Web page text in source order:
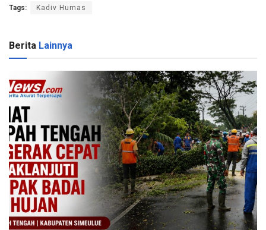
Tags: Kadiv Humas
Berita Lainnya